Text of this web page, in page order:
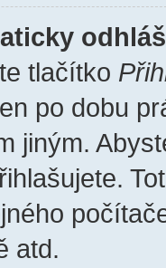
tlačítko
po dobu
jiným.
atd.